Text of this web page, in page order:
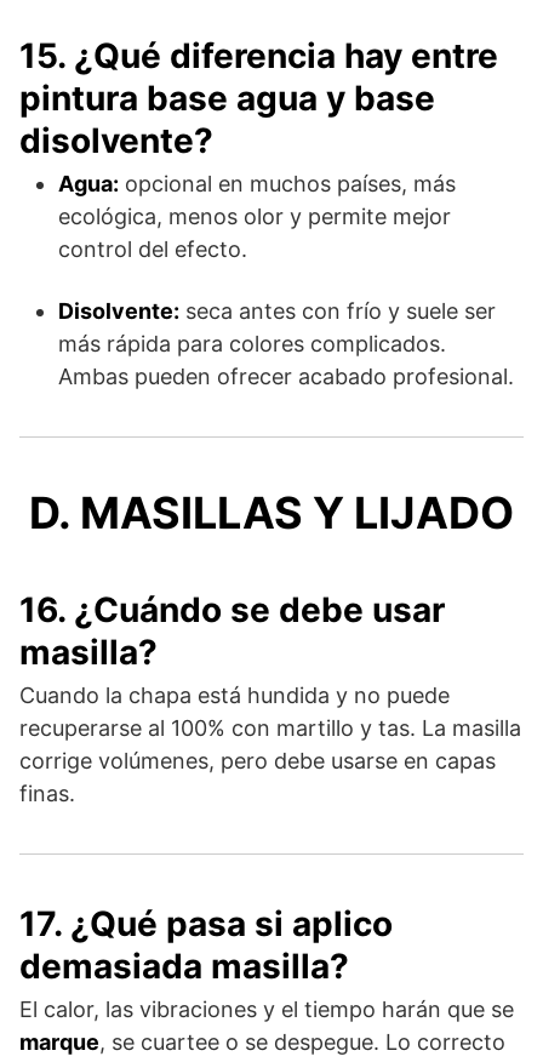
15. ¿Qué diferencia hay entre
pintura base agua y base
disolvente?
Agua: opcional en muchos países, más
ecológica, menos olor y permite mejor
control del efecto.
Disolvente: seca antes con frío y suele ser
más rápida para colores complicados.
Ambas pueden ofrecer acabado profesional.
D. MASILLAS Y LIJADO
16. ¿Cuándo se debe usar
masilla?
Cuando la chapa está hundida y no puede
recuperarse al 100% con martillo y tas. La masilla
corrige volúmenes, pero debe usarse en capas
finas.
17. ¿Qué pasa si aplico
demasiada masilla?
El calor, las vibraciones y el tiempo harán que se
marque, se cuartee o se despegue. Lo correcto